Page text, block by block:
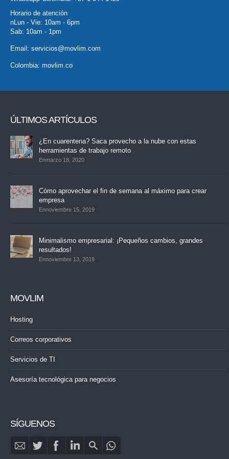
Horario de atención
nLun - Vie: 10am - 6pm
Sab: 10am - 1pm
Email: servicios@movlim.com
Colombia: movlim.co
ÚLTIMOS ARTÍCULOS
¿En cuarentena? Saca provecho a la nube con estas
herramientas de trabajo remoto
Enmarzo 18, 2020
Cómo aprovechar el fin de semana al máximo para crear
empresa
Ennoviembre 15, 2019
Minimalismo empresarial: ¡Pequeños cambios, grandes
resultados!
Ennoviembre 13, 2019
MOVLIM
Hosting
Correos corporativos
Servicios de TI
Asesoría tecnológica para negocios
SÍGUENOS